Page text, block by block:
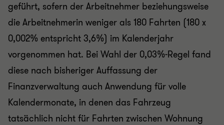
geführt, sofern der Arbeitnehmer beziehungsweise
die Arbeitnehmerin weniger als 180 Fahrten (180 x
0,002% entspricht 3,6%) im Kalenderjahr
vorgenommen hat. Bei Wahl der 0,03%-Regel fand
diese nach bisheriger Auffassung der
Finanzverwaltung auch Anwendung für volle
Kalendermonate, in denen das Fahrzeug
tatsächlich nicht für Fahrten zwischen Wohnung